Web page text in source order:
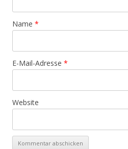
Name *
E-Mail-Adresse *
Website